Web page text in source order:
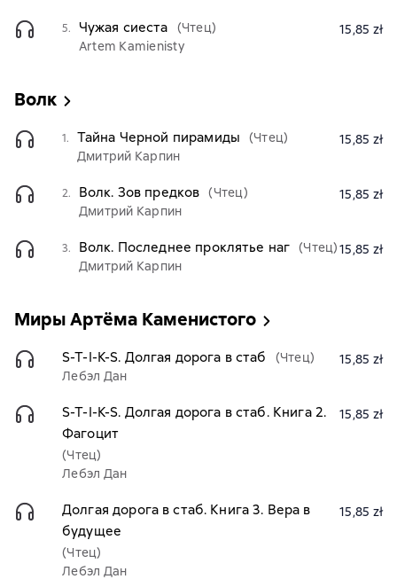
5. Чужая сиеста
(Чтец)
Artem Kamienisty
15,85 zł
Волк
1. Тайна Черной пирамиды
(Чтец)
Дмитрий Карпин
15,85 zł
2. Волк. Зов предков (Чтец)
Дмитрий Карпин
15,85 zł
3. Волк. Последнее проклятье наг (Чтец)
Дмитрий Карпин
15,85 zł
Миры Артёма Каменистого
S-T-I-K-S. Долгая дорога в стаб
(Чтец)
Лебэл Дан
15,85 zł
S-T-I-K-S. Долгая дорога в стаб. Книга 2.
Фагоцит
(Чтец)
Лебэл Дан
15,85 zł
Долгая дорога в стаб. Книга 3. Вера в
будущее
(Чтец)
Лебэл Дан
15,85 zł